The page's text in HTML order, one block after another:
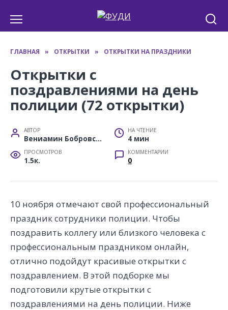
содержанию
ГЛАВНАЯ » ОТКРЫТКИ » ОТКРЫТКИ НА ПРАЗДНИКИ
Открытки с
поздравлениями на день
полиции (72 открытки)
АВТОР
Вениамин Бобровский
НА ЧТЕНИЕ
4 мин
ПРОСМОТРОВ
1.5к.
КОММЕНТАРИИ
0
10 ноября отмечают свой профессиональный
праздник сотрудники полиции. Чтобы
поздравить коллегу или близкого человека с
профессиональным праздником онлайн,
отлично подойдут красивые открытки с
поздравлением. В этой подборке мы
подготовили крутые открытки с
поздравлениями на день полиции. Ниже